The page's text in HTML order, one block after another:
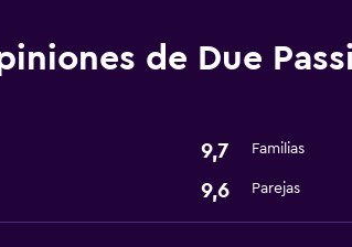
Secador de pelo
de Due
9,7 Familias
9,6 Parejas